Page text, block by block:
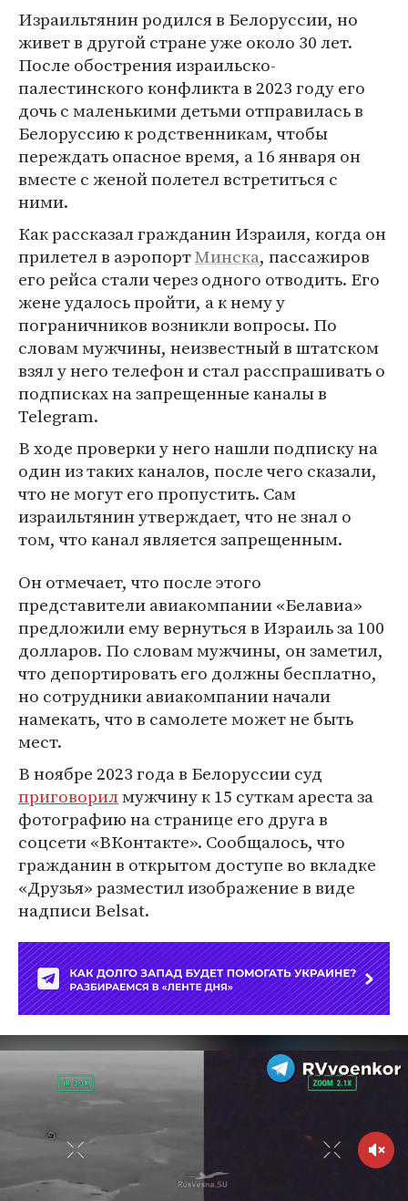
Израильтянин родился в Белоруссии, но
живет в другой стране уже около 30 лет.
После обострения израильско-
палестинского конфликта в 2023 году его
дочь с маленькими детьми отправилась в
Белоруссию к родственникам, чтобы
переждать опасное время, а 16 января он
вместе с женой полетел встретиться с
ними.
Как рассказал гражданин Израиля, когда он
прилетел в аэропортМинска, пассажиров
его рейса стали через одного отводить. Его
жене удалось пройти, а к нему у
пограничников возникли вопросы. По
словам мужчины, неизвестный в штатском
взял у него телефон и стал расспрашивать о
подписках на запрещенные каналы в
Telegram.
В ходе проверки у него нашли подписку на
один из таких каналов, после чего сказали,
что не могут его пропустить. Сам
израильтянин утверждает, что не знал о
том, что канал является запрещенным.
Он отмечает, что после этого
представители авиакомпании «Белавиа»
предложили ему вернуться в Израиль за 100
долларов. По словам мужчины, он заметил,
что депортировать его должны бесплатно,
но сотрудники авиакомпании начали
намекать, что в самолете может не быть
мест.
В ноябре 2023 года в Белоруссии суд
приговорилмужчину к 15 суткам ареста за
фотографию на странице его друга в
соцсети «ВКонтакте». Сообщалось, что
гражданин в открытом доступе во вкладке
«Друзья» разместил изображение в виде
надписи Belsat.